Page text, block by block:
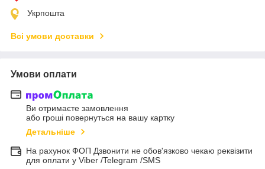
Укрпошта
Всі умови доставки
Умови оплати
Ви отримаєте замовлення
або гроші повернуться на вашу картку
Детальніше
На рахунок ФОП Дзвонити не обов'язково чекаю реквізити
для оплати у Viber /Telegram /SMS